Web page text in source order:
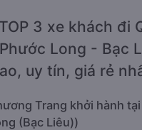
3 xe khách đi
Long - Bạc
uy tín, giá rẻ
Trang khởi hành
(Bạc Liêu))